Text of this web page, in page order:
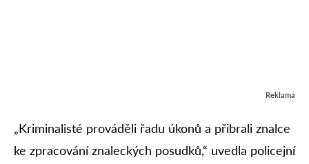
Reklama
„Kriminalisté prováděli řadu úkonů a přibrali znalce
ke zpracování znaleckých posudků,“ uvedla policejní